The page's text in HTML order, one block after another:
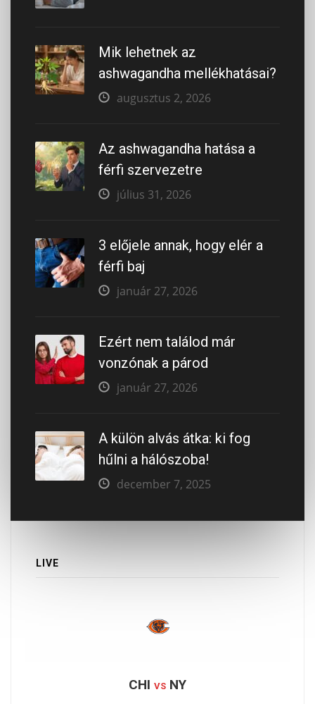
Mik lehetnek az
ashwagandha mellékhatásai​?
augusztus 2, 2026
Az ashwagandha hatása a
férfi szervezetre
július 31, 2026
3 előjele annak, hogy elér a
férfi baj
január 27, 2026
Ezért nem találod már
vonzónak a párod
január 27, 2026
A külön alvás átka: ki fog
hűlni a hálószoba!
december 7, 2025
LIVE
CHI VS NY